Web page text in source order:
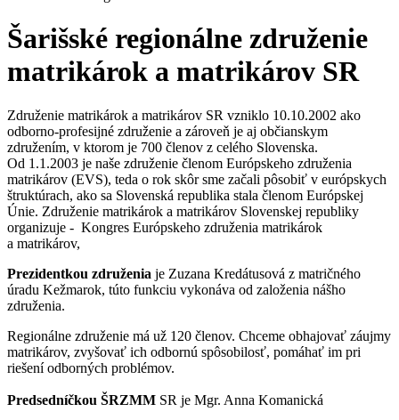
Šarišské regionálne združenie
matrikárok a matrikárov SR
Združenie matrikárok a matrikárov SR vzniklo 10.10.2002 ako
odborno-profesijné združenie a zároveň je aj občianskym
združením, v ktorom je 700 členov z celého Slovenska.
Od 1.1.2003 je naše združenie členom Európskeho združenia
matrikárov (EVS), teda o rok skôr sme začali pôsobiť v európskych
štruktúrach, ako sa Slovenská republika stala členom Európskej
Únie. Združenie matrikárok a matrikárov Slovenskej republiky
organizuje - Kongres Európskeho združenia matrikárok
a matrikárov,
Prezidentkou združenia je Zuzana Kredátusová z matričného
úradu Kežmarok, túto funkciu vykonáva od založenia nášho
združenia.
Regionálne združenie má už 120 členov. Chceme obhajovať záujmy
matrikárov, zvyšovať ich odbornú spôsobilosť, pomáhať im pri
riešení odborných problémov.
Predsedníčkou ŠRZMM SR je Mgr. Anna Komanická